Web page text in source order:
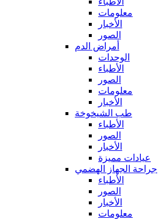
معلومات
الأخبار
الصور
أمراض الدم
الوحدات
الأطباء
الصور
معلومات
الأخبار
طب الشيخوخة
الأطباء
الصور
الأخبار
عيادات مميزة
جراحة الجهاز الهضمي
الأطباء
الصور
الأخبار
معلومات